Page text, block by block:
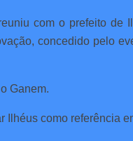
com o prefeito de
concedido pelo
Ganem.
Ilhéus como referência